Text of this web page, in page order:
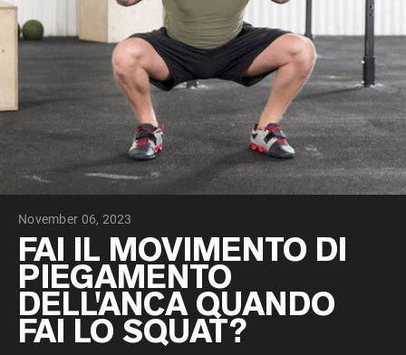
PROTEIN POWDERS Best Seller
Proteina di piselli
Proteine del Siero di Latte da
Allevamento al Pascolo
Peptidi di collagene
Whey al cioccolato da latte di mucche
alimentate a erba
Whey di erba alimentata alla vaniglia
Siero di latte da bovini alimentati a erba
Shop All Protein Powders
VEGAN PROTEIN Best Seller
Proteina di piselli
November 06, 2023
FAI IL MOVIMENTO DI
PIEGAMENTO
DELL'ANCA QUANDO
FAI LO SQUAT?